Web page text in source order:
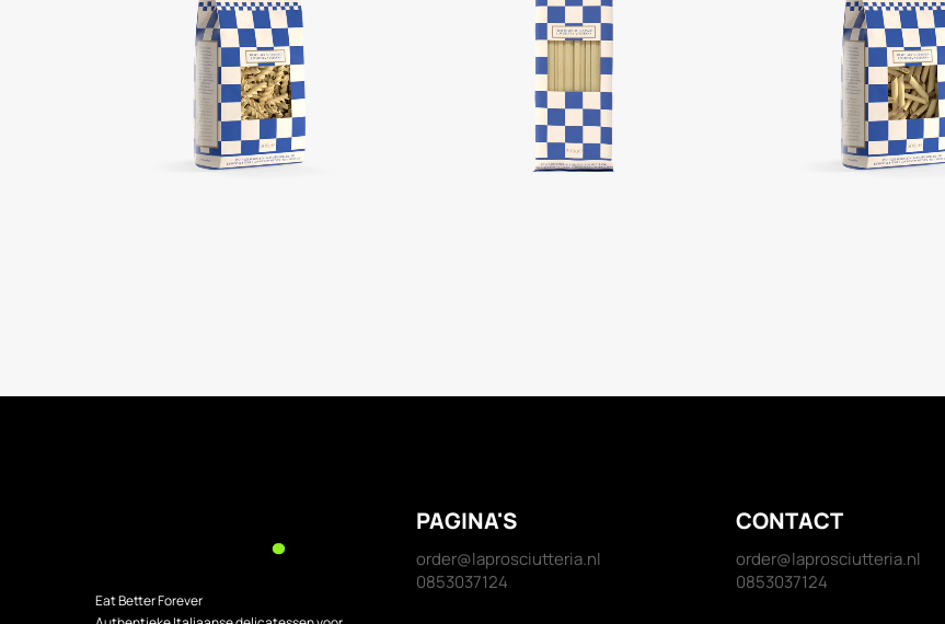
Eat Better Forever
PAGINA'S
order@laprosciutteria.nl
0853037124
CONTACT
order@laprosciutteria.nl
0853037124